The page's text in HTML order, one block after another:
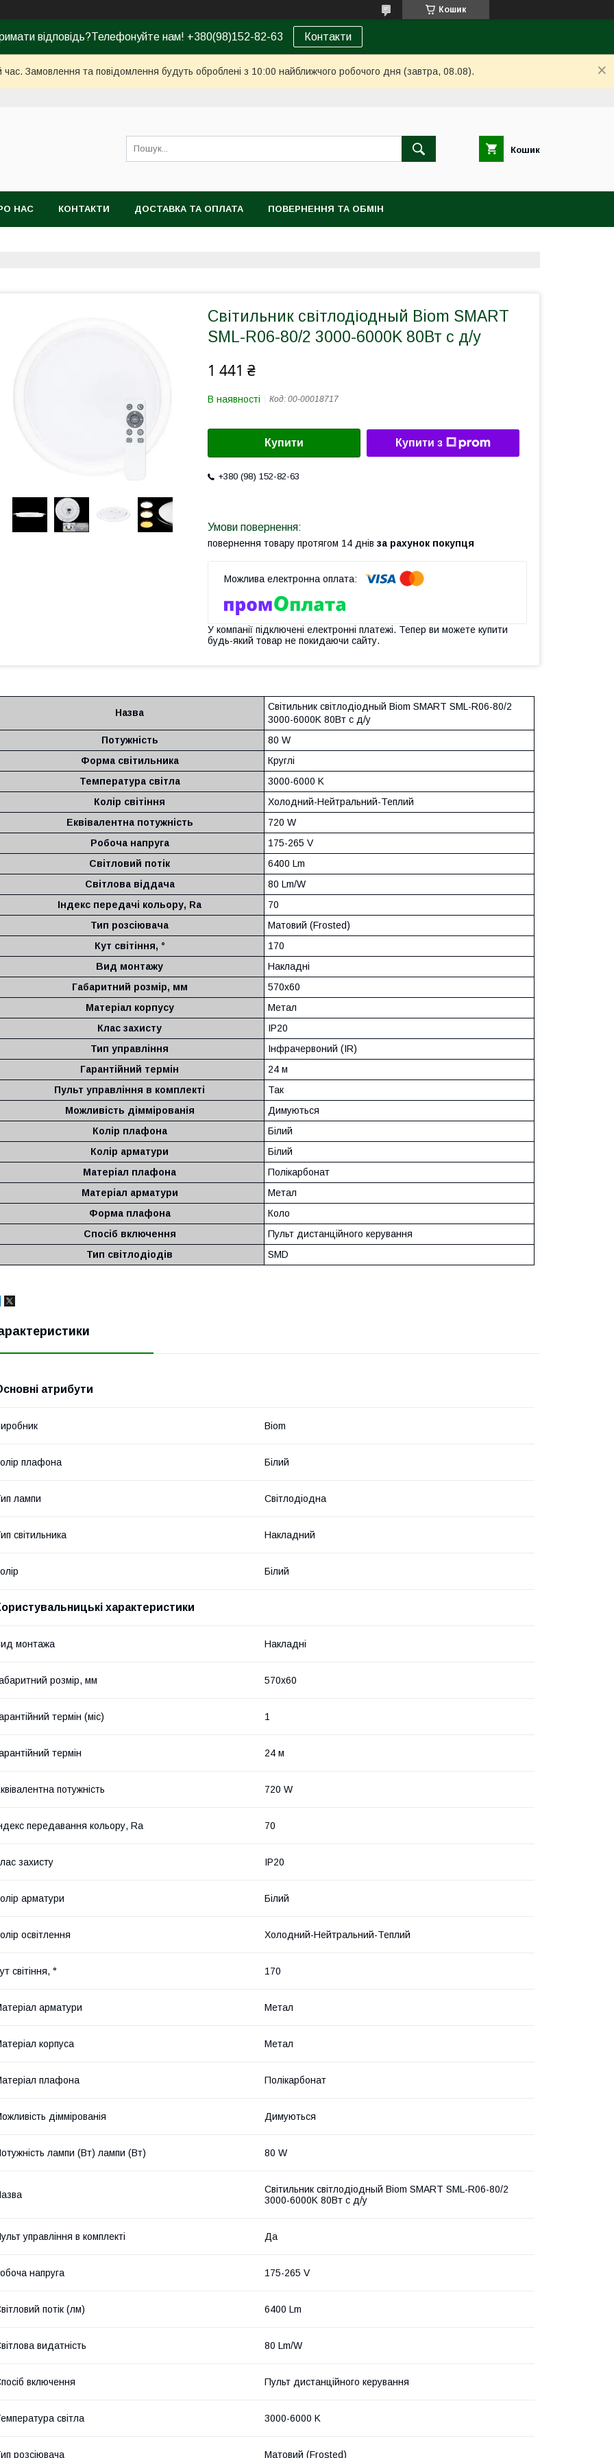
Кошик
відповідь?Телефонуйте нам! +380(98)152-82-63 Контакти
час. Замовлення та повідомлення будуть оброблені з 10:00 найближчого робочого дня (завтра, 08.08).
Кошик
НАС КОНТАКТИ ДОСТАВКА ТА ОПЛАТА ПОВЕРНЕННЯ ТА ОБМІН
Світильник світлодіодный Biom SMART
SML-R06-80/2 3000-6000K 80Вт с д/у
1 441 ₴
В наявності Код: 00-00018717
Купити Купити з
+380 (98) 152-82-63
повернення товару протягом 14 днів за рахунок покупця
У компанії підключені електронні платежі. Тепер ви можете купити
будь-який товар не покидаючи сайту.
Назва
Світильник світлодіодный Biom SMART SML-R06-80/2
3000-6000K 80Вт с д/у
Потужність
80 W
Форма світильника
Круглі
Температура світла
3000-6000 K
Колір світіння
Холодний-Нейтральний-Теплий
Еквівалентна потужність
720 W
Робоча напруга
175-265 V
Світловий потік
6400 Lm
Світлова віддача
80 Lm/W
Індекс передачі кольору, Ra
70
Тип розсіювача
Матовий (Frosted)
Кут світіння, °
170
Вид монтажу
Накладні
Габаритний розмір, мм
570х60
Матеріал корпусу
Метал
Клас захисту
IP20
Тип управління
Інфрачервоний (IR)
Гарантійний термін
24 м
Пульт управління в комплекті
Так
Можливість діммірованія
Димуються
Колір плафона
Білий
Колір арматури
Білий
Матеріал плафона
Полікарбонат
Матеріал арматури
Метал
Форма плафона
Коло
Спосіб включення
Пульт дистанційного керування
Тип світлодіодів
SMD
атрибути
Biom
плафона Білий
лампи Світлодіодна
світильника Накладний
Білий
характеристики
монтажа Накладні
розмір, мм 570х60
термін (міс) 1
термін 24 м
потужність 720 W
передавання кольору, Ra 70
захисту IP20
арматури Білий
освітлення Холодний-Нейтральний-Теплий
світіння, ° 170
арматури Метал
корпуса Метал
плафона Полікарбонат
діммірованія Димуються
лампи (Вт) лампи (Вт) 80 W
Світильник світлодіодный Biom SMART SML-R06-80/2
3000-6000K 80Вт с д/у
управління в комплекті Да
напруга 175-265 V
потік (лм) 6400 Lm
видатність 80 Lm/W
включення Пульт дистанційного керування
світла 3000-6000 K
розсіювача Матовий (Frosted)